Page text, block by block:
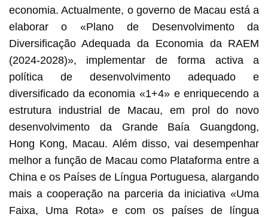
economia. Actualmente, o governo de Macau está a
elaborar o «Plano de Desenvolvimento da
Diversificação Adequada da Economia da RAEM
(2024-2028)», implementar de forma activa a
política de desenvolvimento adequado e
diversificado da economia «1+4» e enriquecendo a
estrutura industrial de Macau, em prol do novo
desenvolvimento da Grande Baía Guangdong,
Hong Kong, Macau. Além disso, vai desempenhar
melhor a função de Macau como Plataforma entre a
China e os Países de Língua Portuguesa, alargando
mais a cooperação na parceria da iniciativa «Uma
Faixa, Uma Rota» e com os países de língua